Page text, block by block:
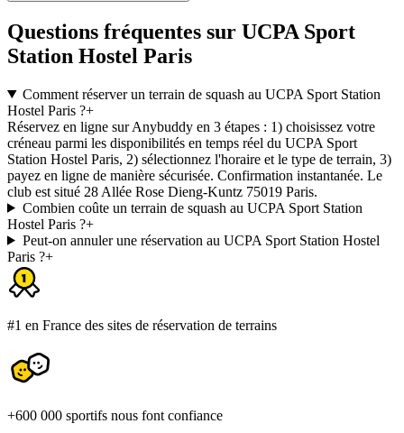
Questions fréquentes sur UCPA Sport
Station Hostel Paris
Comment réserver un terrain de squash au UCPA Sport Station
Hostel Paris ?+
Réservez en ligne sur Anybuddy en 3 étapes : 1) choisissez votre
créneau parmi les disponibilités en temps réel du UCPA Sport
Station Hostel Paris, 2) sélectionnez l'horaire et le type de terrain, 3)
payez en ligne de manière sécurisée. Confirmation instantanée. Le
club est situé 28 Allée Rose Dieng-Kuntz 75019 Paris.
Combien coûte un terrain de squash au UCPA Sport Station
Hostel Paris ?+
Peut-on annuler une réservation au UCPA Sport Station Hostel
Paris ?+
#1 en France des sites de réservation de terrains
+600 000 sportifs nous font confiance